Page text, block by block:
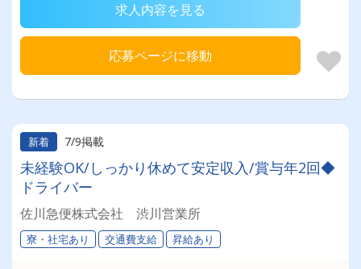
求人内容を見る
応募ページに移動
新着 7/9掲載
未経験OK/しっかり休めて安定収入/賞与年2回◆
ドライバー
佐川急便株式会社 渋川営業所
寮・社宅あり 交通費支給 昇給あり